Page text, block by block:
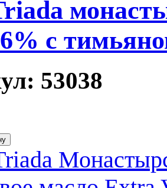
6% с
53038